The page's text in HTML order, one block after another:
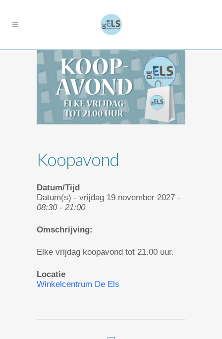
Koopavond
Datum/Tijd
Datum(s) - vrijdag 19 november 2027 -
08:30 - 21:00
Omschrijving:
Elke vrijdag koopavond tot 21.00 uur.
Locatie
Winkelcentrum De Els